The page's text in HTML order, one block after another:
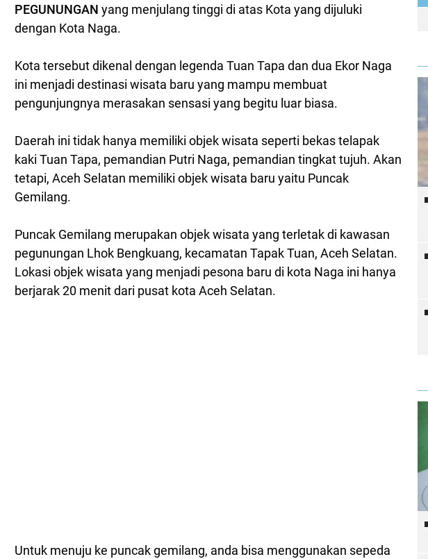
PEGUNUNGAN yang menjulang tinggi di atas Kota yang dijuluki
dengan Kota Naga.
Kota tersebut dikenal dengan legenda Tuan Tapa dan dua Ekor Naga
ini menjadi destinasi wisata baru yang mampu membuat
pengunjungnya merasakan sensasi yang begitu luar biasa.
Daerah ini tidak hanya memiliki objek wisata seperti bekas telapak
kaki Tuan Tapa, pemandian Putri Naga, pemandian tingkat tujuh. Akan
tetapi, Aceh Selatan memiliki objek wisata baru yaitu Puncak
Gemilang.
Puncak Gemilang merupakan objek wisata yang terletak di kawasan
pegunungan Lhok Bengkuang, kecamatan Tapak Tuan, Aceh Selatan.
Lokasi objek wisata yang menjadi pesona baru di kota Naga ini hanya
berjarak 20 menit dari pusat kota Aceh Selatan.
Untuk menuju ke puncak gemilang, anda bisa menggunakan sepeda